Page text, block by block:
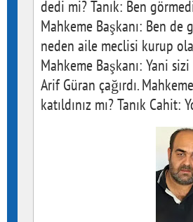
dedi mi? Tanık: Ben
Mahkeme Başkanı: Ben
neden aile meclisi kurup
Mahkeme Başkanı: Yani
Arif Güran çağırdı.
katıldınız mı? Tanık Cahit: